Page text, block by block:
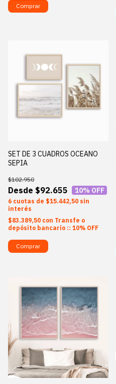
Comprar
SET DE 3 CUADROS OCEANO
SEPIA
$92.655
$102.950
10% OFF
6 $15.442,50 sin
interés
$83.389,50 con Transfe o
depósito bancario :: 10% OFF
Comprar